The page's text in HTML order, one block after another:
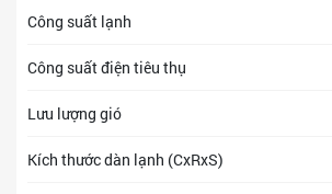
Công suất lạnh
Công suất điện tiêu thụ
Lưu lượng gió
Kích thước dàn lạnh (CxRxS)